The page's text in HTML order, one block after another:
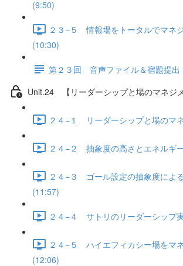
(9:50)
２３−５ 情報場をトータルでマネ
(10:30)
第２３回 音声ファイル＆宿題提出
Unit.24 【リーダーシップと場のマネジメ
２４−１ リーダーシップと場のマ
２４−２ 抽象度の高さとエネルギ
２４−３ ゴール設定の抽象度によ
(11:57)
２４−４ サトリのリーダーシップ
２４−５ ハイエフィカシー場をマ
(12:06)